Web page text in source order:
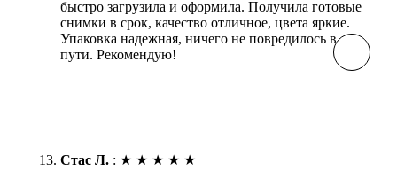
быстро загрузила и оформила. Получила готовые
снимки в срок, качество отличное, цвета яркие.
Упаковка надежная, ничего не повредилось в
пути. Рекомендую!
Стас Л. : ★ ★ ★ ★ ★